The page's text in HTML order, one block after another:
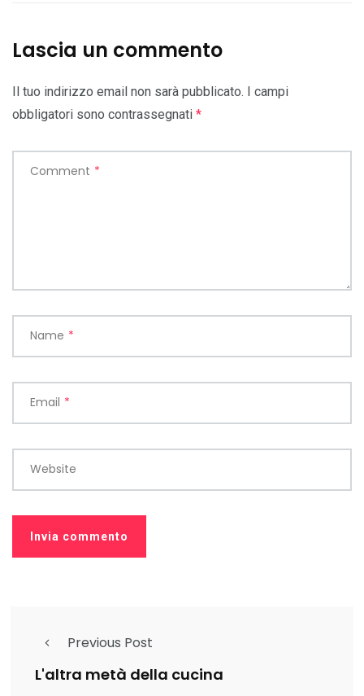
Lascia un commento
Il tuo indirizzo email non sarà pubblicato. I campi
obbligatori sono contrassegnati *
Comment *
Name *
Email *
Website
Previous Post
L'altra metà della cucina